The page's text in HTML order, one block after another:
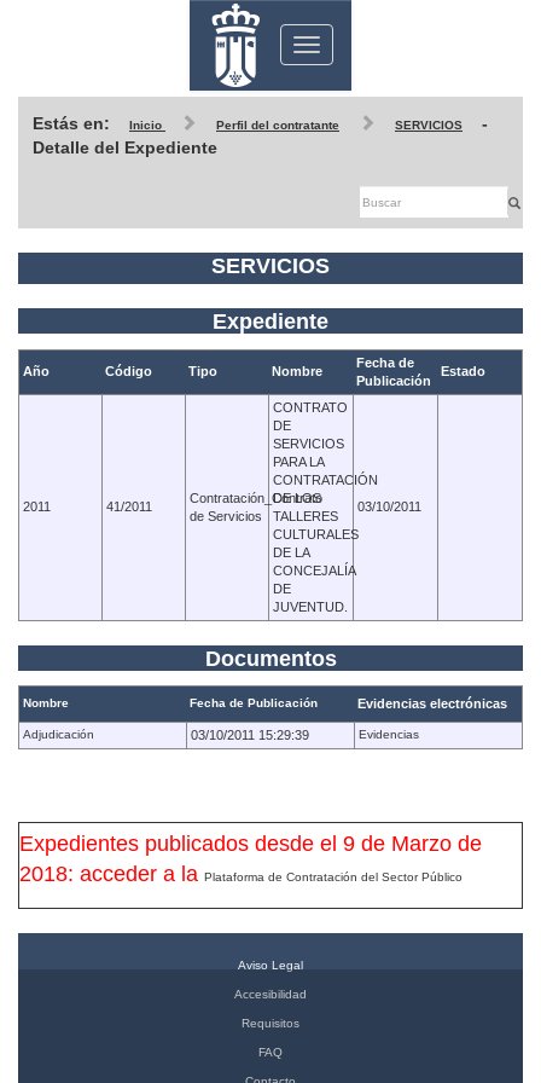
Toggle
navigation
Estás en: Inicio Perfil del contratante SERVICIOS
-
Detalle del Expediente
SERVICIOS
Expediente
Año Código Tipo Nombre
Fecha de
Publicación
Estado
2011 41/2011
Contratación_Contrato
de Servicios
CONTRATO
DE
SERVICIOS
PARA LA
CONTRATACIÓN
DE LOS
TALLERES
CULTURALES
DE LA
CONCEJALÍA
DE
JUVENTUD.
03/10/2011
Documentos
Nombre Fecha de Publicación Evidencias electrónicas
Adjudicación 03/10/2011 15:29:39 Evidencias
Expedientes publicados desde el 9 de Marzo de
2018: acceder a la Plataforma de Contratación del Sector Público
Aviso Legal
Accesibilidad
Requisitos
FAQ